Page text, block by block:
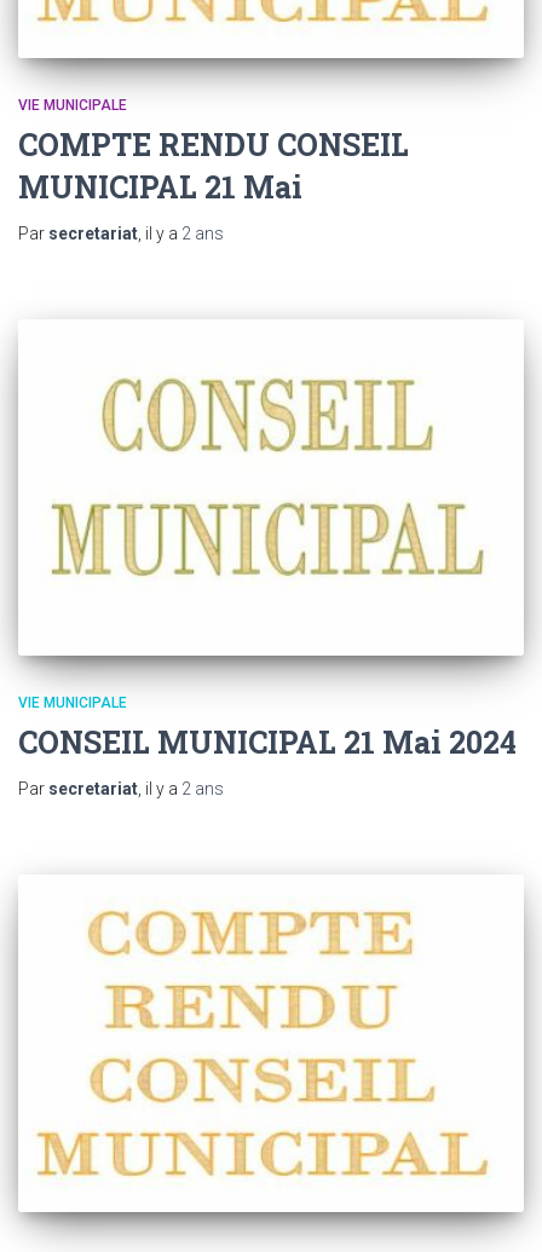
VIE MUNICIPALE
COMPTE RENDU CONSEIL
MUNICIPAL 21 Mai
Par secretariat , il y a 2 ans
VIE MUNICIPALE
CONSEIL MUNICIPAL 21 Mai 2024
Par secretariat, il y a 2 ans